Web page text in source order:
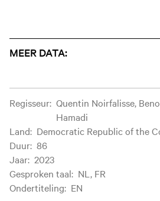
MEER DATA:
Filminformatie
Regisseur: Quentin Noirfalisse,
Hamadi
Land: Democratic Republic of the
Duur: 86
Jaar: 2023
Gesproken taal: NL, FR
Ondertiteling: EN